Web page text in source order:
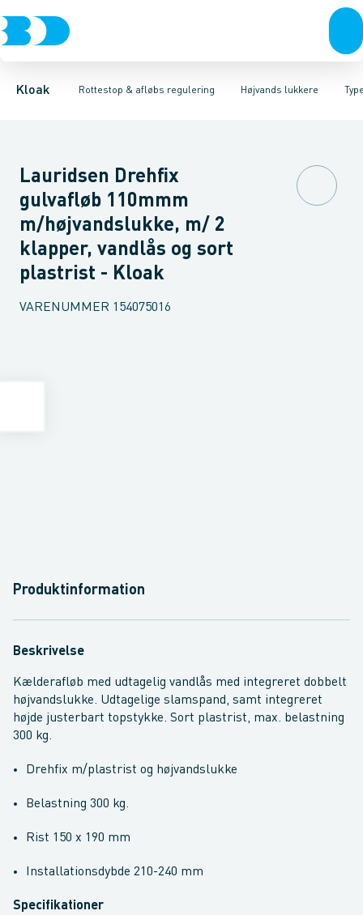
Kloak Rottestop & afløbs regulering
Rør & fittingsBrønde BrøndgodsLinjeafvandingTanke,
Højvands lukkere
Højvands lukkereAfløbs reguleringRottestop
Type 1 med 1 lukkerType 2 med 2 lukkerType 3 med 2
Lauridsen Drehfix
gulvafløb 110mmm
m/højvandslukke, m/ 2
klapper, vandlås og sort
plastrist - Kloak
VARENUMMER 154075016
Produktinformation
Beskrivelse
Kælderafløb med udtagelig vandlås med integreret dobbelt
højvandslukke. Udtagelige slamspand, samt integreret
højde justerbart topstykke. Sort plastrist, max. belastning
300 kg.
Drehfix m/plastrist og højvandslukke
Belastning 300 kg.
Rist 150 x 190 mm
Installationsdybde 210-240 mm
Specifikationer